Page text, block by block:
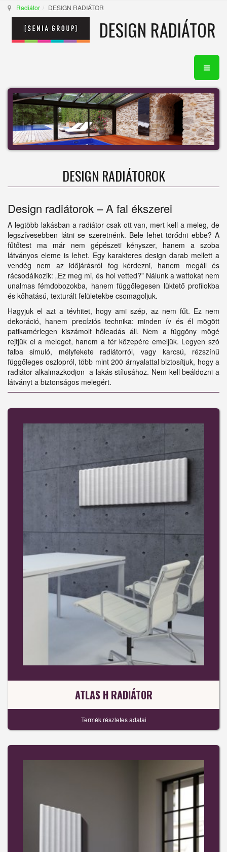
Radiátor DESIGN RADIÁTOR
DESIGN RADIÁTOR
DESIGN RADIÁTOROK
Design radiátorok – A fal ékszerei
A legtöbb lakásban a radiátor csak ott van, mert kell a meleg, de
legszívesebben látni se szeretnénk. Bele lehet törődni ebbe? A
fűtőtest ma már nem gépészeti kényszer, hanem a szoba
látványos eleme is lehet. Egy karakteres design darab mellett a
vendég nem az időjárásról fog kérdezni, hanem megáll és
rácsodálkozik: „Ez meg mi, és hol vetted?” Nálunk a wattokat nem
unalmas fémdobozokba, hanem függőlegesen lüktető profilokba
és kőhatású, texturált felületekbe csomagoljuk.
Hagyjuk el azt a tévhitet, hogy ami szép, az nem fűt. Ez nem
dekoráció, hanem precíziós technika: minden ív és él mögött
patikamérlegen kiszámolt hőleadás áll. Nem a függöny mögé
rejtjük el a meleget, hanem a tér közepére emeljük. Legyen szó
falba simuló, mélyfekete radiátorról, vagy karcsú, rézszínű
függőleges oszlopról, több mint 200 árnyalattal biztosítjuk, hogy a
radiátor alkalmazkodjon a lakás stílusához. Nem kell beáldozni a
látványt a biztonságos melegért.
ATLAS H RADIÁTOR
Termék részletes adatai